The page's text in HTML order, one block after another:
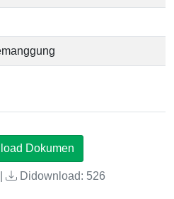
Dokumen
Didownload: 526